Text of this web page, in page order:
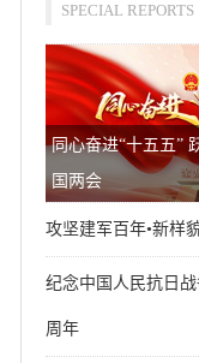
SPECIAL REPORTS
同心奋进“十五五”
国两会
攻坚建军百年•新样
纪念中国人民抗日
周年